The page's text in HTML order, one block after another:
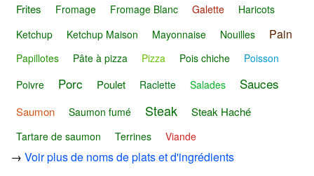
Frites Fromage Fromage Blanc Galette
Haricots
Ketchup
Ketchup Maison Mayonnaise Nouilles Pain
Papillotes Pâte à pizza Pizza Pois chiche
Poisson
Poivre
Porc Poulet Raclette Salades Sauces
Saumon Saumon fumé Steak Steak Haché
Tartare de saumon Terrines Viande
→ Voir plus de noms de plats et d'ingrédients